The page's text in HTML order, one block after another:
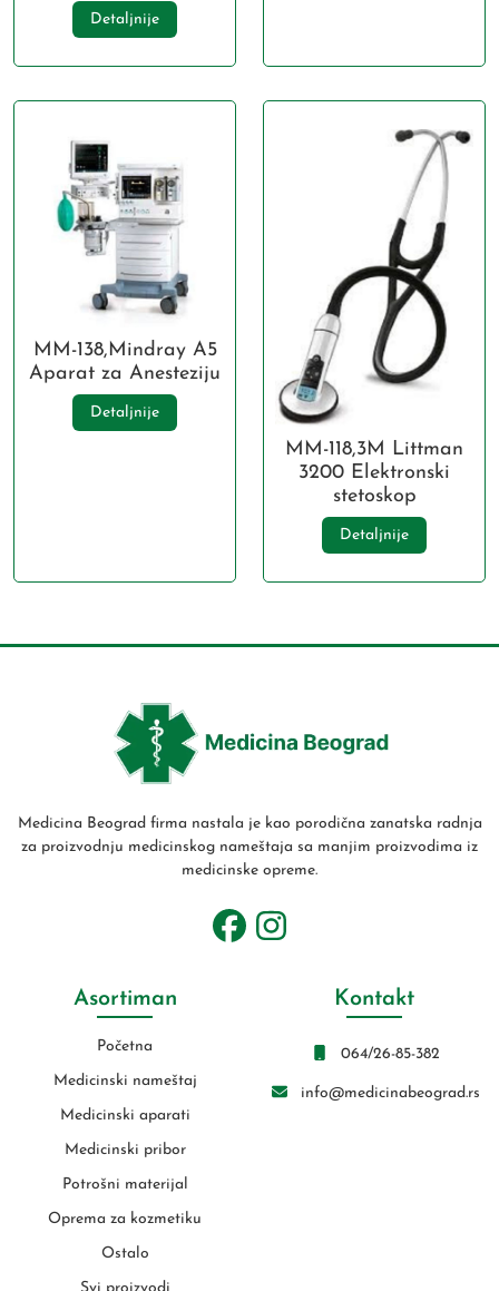
Detaljnije
MM-138,Mindray A5
Aparat za Anesteziju
Detaljnije
MM-118,3M Littman
3200 Elektronski
stetoskop
Detaljnije
Medicina Beograd firma nastala je kao porodična zanatska radnja
za proizvodnju medicinskog nameštaja sa manjim proizvodima iz
medicinske opreme.
Asortiman
Početna
Medicinski nameštaj
Medicinski aparati
Medicinski pribor
Potrošni materijal
Oprema za kozmetiku
Ostalo
Kontakt
064/26-85-382
info@medicinabeograd.rs